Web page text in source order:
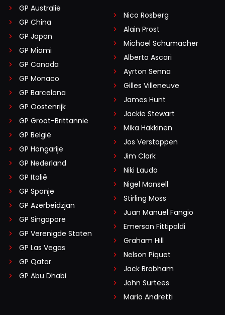
GP Australië
GP China
GP Japan
GP Miami
GP Canada
GP Monaco
GP Barcelona
GP Oostenrijk
GP Groot-Brittannië
GP België
GP Hongarije
GP Nederland
GP Italië
GP Spanje
GP Azerbeidzjan
GP Singapore
GP Verenigde Staten
GP Las Vegas
GP Qatar
GP Abu Dhabi
Nico Rosberg
Alain Prost
Michael Schumacher
Alberto Ascari
Ayrton Senna
Gilles Villeneuve
James Hunt
Jackie Stewart
Mika Häkkinen
Jos Verstappen
Jim Clark
Niki Lauda
Nigel Mansell
Stirling Moss
Juan Manuel Fangio
Emerson Fittipaldi
Graham Hill
Nelson Piquet
Jack Brabham
John Surtees
Mario Andretti